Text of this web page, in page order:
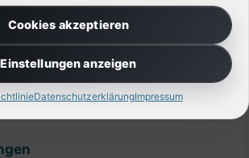
Cookies akzeptieren
Einstellungen anzeigen
DatenschutzerklärungImpressum